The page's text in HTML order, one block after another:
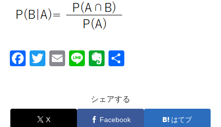
F
e
T
er
E
Li
E
n
ot
シェアする
X Facebook はてブ